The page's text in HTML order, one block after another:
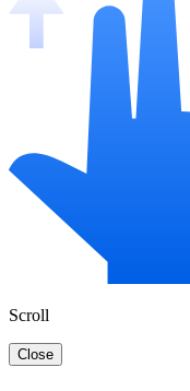
Scroll
Close